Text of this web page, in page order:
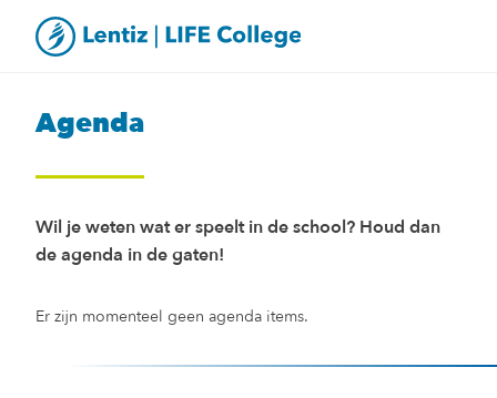
Agenda
Wil je weten wat er speelt in de school? Houd dan
de agenda in de gaten!
Er zijn momenteel geen agenda items.